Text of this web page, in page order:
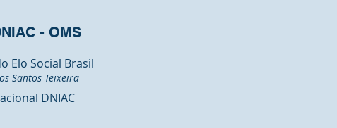
- OMS
Elo Social Brasil
Santos Teixeira
DNIAC